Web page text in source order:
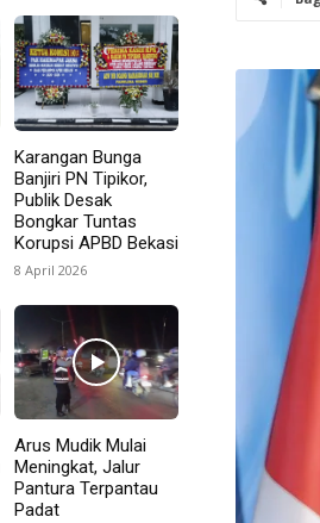
Karangan Bunga
Banjiri PN Tipikor,
Publik Desak
Bongkar Tuntas
Korupsi APBD Bekasi
8 April 2026
Arus Mudik Mulai
Meningkat, Jalur
Pantura Terpantau
Padat